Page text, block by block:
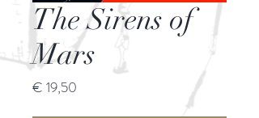
The Sirens of
Mars
€ 19,50